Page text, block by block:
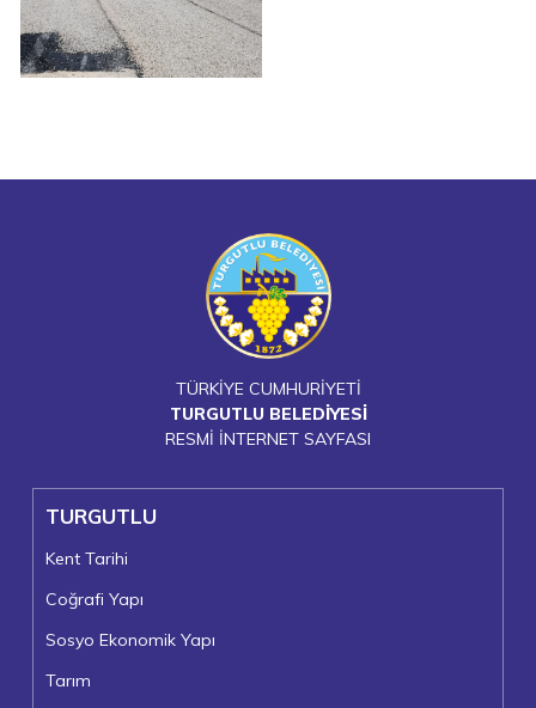
TÜRKİYE CUMHURİYETİ
TURGUTLU BELEDİYESİ
RESMİ İNTERNET SAYFASI
TURGUTLU
Kent Tarihi
Coğrafi Yapı
Sosyo Ekonomik Yapı
Tarım